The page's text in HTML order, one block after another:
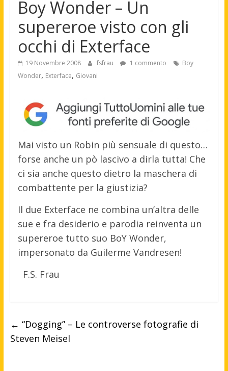
Boy Wonder – Un
supereroe visto con gli
occhi di Exterface
19 Novembre 2008 fsfrau 1 commento
Boy
Wonder, Exterface, Giovani
Mai visto un Robin più sensuale di questo…
forse anche un pò lascivo a dirla tutta! Che
ci sia anche questo dietro la maschera di
combattente per la giustizia?
Il due Exterface ne combina un’altra delle
sue e fra desiderio e parodia reinventa un
supereroe tutto suo BoY Wonder,
impersonato da Guilerme Vandresen!
F.S. Frau
← “Dogging” – Le controverse fotografie di
Steven Meisel